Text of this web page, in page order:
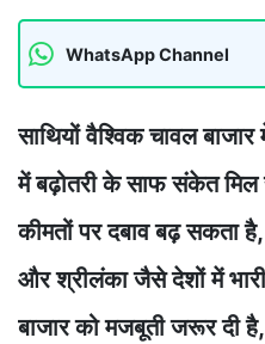
WhatsApp Channel
साथियों वैश्विक चावल
में बढ़ोतरी के साफ संकेत
कीमतों पर दबाव बढ़ सकता है,
और श्रीलंका जैसे देशों में
बाजार को मजबूती जरूर दी